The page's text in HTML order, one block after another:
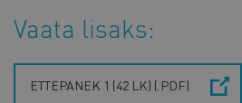
Vaata lisaks:
ETTEPANEK 1 (42 LK) (.PDF)